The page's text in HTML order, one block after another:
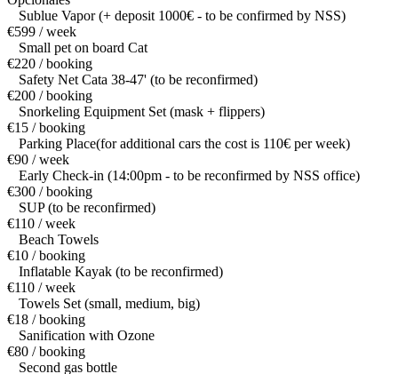
Sublue Vapor (+ deposit 1000€ - to be confirmed by NSS)
€599 / week
Small pet on board Cat
€220 / booking
Safety Net Cata 38-47' (to be reconfirmed)
€200 / booking
Snorkeling Equipment Set (mask + flippers)
€15 / booking
Parking Place(for additional cars the cost is 110€ per week)
€90 / week
Early Check-in (14:00pm - to be reconfirmed by NSS office)
€300 / booking
SUP (to be reconfirmed)
€110 / week
Beach Towels
€10 / booking
Inflatable Kayak (to be reconfirmed)
€110 / week
Towels Set (small, medium, big)
€18 / booking
Sanification with Ozone
€80 / booking
Second gas bottle